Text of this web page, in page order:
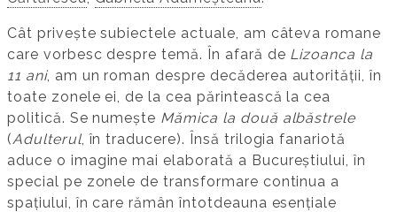
Cât privește subiectele actuale, am câteva romane
care vorbesc despre temă. În afară de Lizoanca la
11 ani, am un roman despre decăderea autorității, în
toate zonele ei, de la cea părintească la cea
politică. Se numește Mămica la două albăstrele
(Adulterul, în traducere). Însă trilogia fanariotă
aduce o imagine mai elaborată a Bucureștiului, în
special pe zonele de transformare continua a
spațiului, în care rămân întotdeauna esențiale